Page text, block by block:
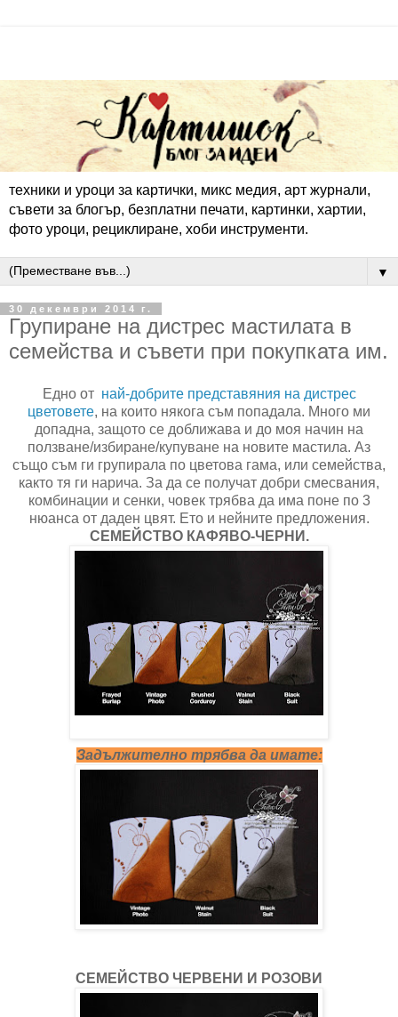
техники и уроци за картички, микс медия, арт журнали,
съвети за блогър, безплатни печати, картинки, хартии,
фото уроци, рециклиране, хоби инструменти.
▼
30 декември 2014 г.
Групиране на дистрес мастилата в
семейства и съвети при покупката им.
Едно от най-добрите представяния на дистрес
цветовете, на които някога съм попадала. Много ми
допадна, защото се доближава и до моя начин на
ползване/избиране/купуване на новите мастила. Аз
също съм ги групирала по цветова гама, или семейства,
както тя ги нарича. За да се получат добри смесвания,
комбинации и сенки, човек трябва да има поне по 3
нюанса от даден цвят. Ето и нейните предложения.
СЕМЕЙСТВО КАФЯВО-ЧЕРНИ.
Задължително трябва да имате:
СЕМЕЙСТВО ЧЕРВЕНИ И РОЗОВИ